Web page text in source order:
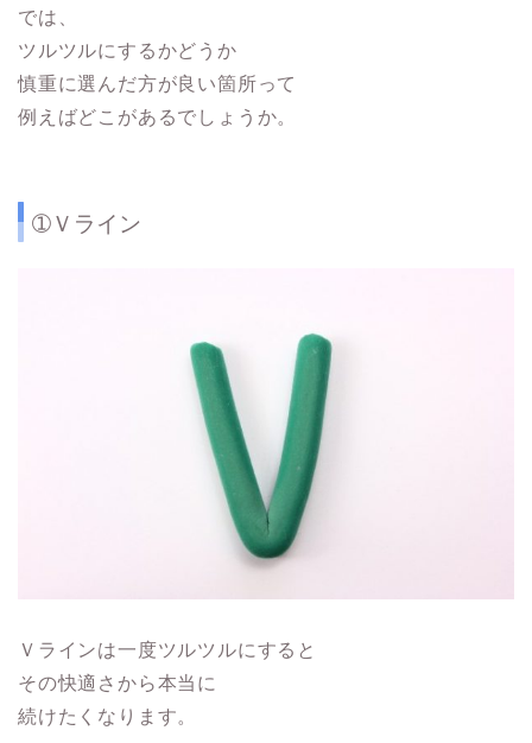
では、
ツルツルにするかどうか
慎重に選んだ方が良い箇所って
例えばどこがあるでしょうか。
➀Ｖライン
Ｖラインは一度ツルツルにすると
その快適さから本当に
続けたくなります。